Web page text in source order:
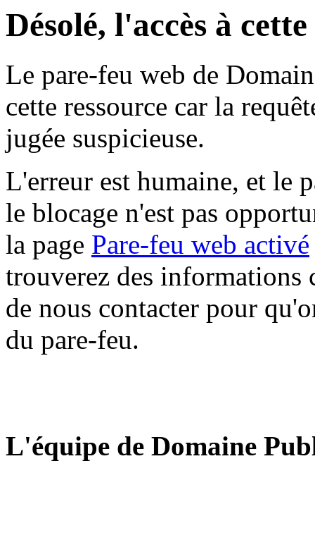
Désolé, l'accès à
Le pare-feu web de
cette ressource car la
jugée suspicieuse.
L'erreur est humaine, et le
le blocage n'est pas
la page Pare-feu web activé
trouverez des informations
de nous contacter pour
du pare-feu.
L'équipe de Domaine